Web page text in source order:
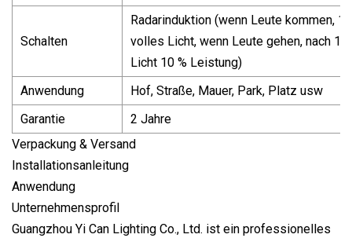
Schalten
Radarinduktion (wenn Leute kommen,
volles Licht, wenn Leute gehen, nach 10
Licht 10 % Leistung)
Anwendung
Hof, Straße, Mauer, Park, Platz usw
Garantie
2 Jahre
Verpackung & Versand
Installationsanleitung
Anwendung
Unternehmensprofil
Guangzhou Yi Can Lighting Co., Ltd. ist ein professionelles